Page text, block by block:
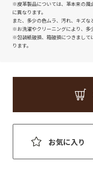
※皮革製品については、革本来の風
に異なります。
また、多少の色ムラ、汚れ、キズな
※お洗濯やクリーニングにより、多
※包装紙破損、箱破損につきまして
ります。
お気に入り